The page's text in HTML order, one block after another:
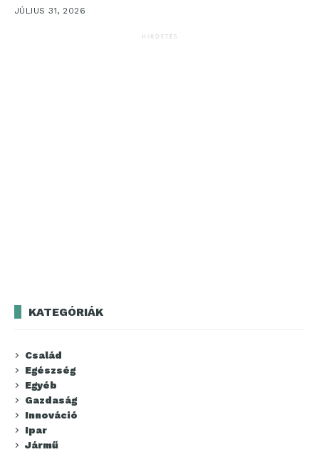
JÚLIUS 31, 2026
HIRDETÉS
KATEGÓRIÁK
Család
Egészség
Egyéb
Gazdaság
Innováció
Ipar
Jármű